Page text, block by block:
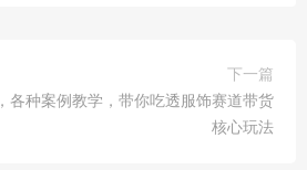
下一篇
各种案例教学，带你吃透服饰赛道带货
核心玩法